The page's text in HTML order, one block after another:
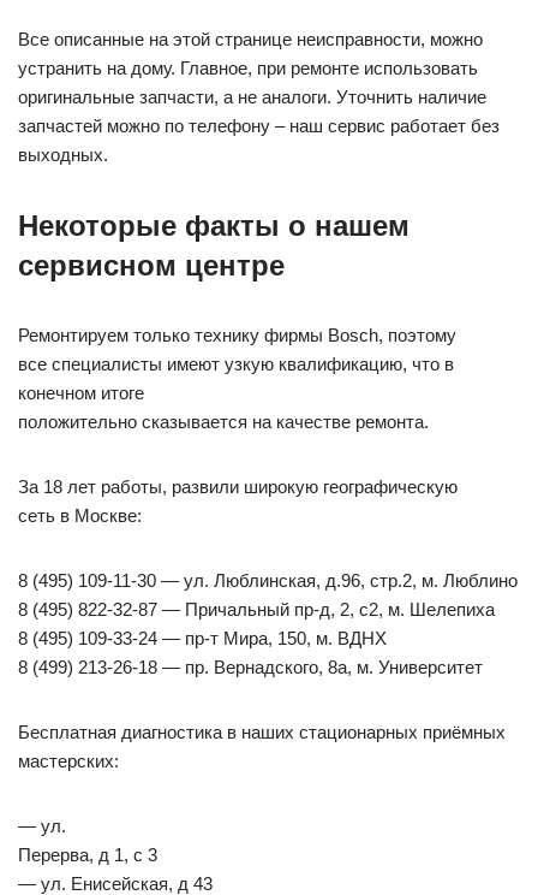
Все описанные на этой странице неисправности, можно
устранить на дому. Главное, при ремонте использовать
оригинальные запчасти, а не аналоги. Уточнить наличие
запчастей можно по телефону – наш сервис работает без
выходных.
Некоторые факты о нашем
сервисном центре
Ремонтируем только технику фирмы Bosch, поэтому
все специалисты имеют узкую квалификацию, что в
конечном итоге
положительно сказывается на качестве ремонта.
За 18 лет работы, развили широкую географическую
сеть в Москве:
8 (495) 109-11-30 — ул. Люблинская, д.96, стр.2, м. Люблино
8 (495) 822-32-87 — Причальный пр-д, 2, с2, м. Шелепиха
8 (495) 109-33-24 — пр-т Мира, 150, м. ВДНХ
8 (499) 213-26-18 — пр. Вернадского, 8а, м. Университет
Бесплатная диагностика в наших стационарных приёмных
мастерских:
— ул.
Перерва, д 1, с 3
— ул. Енисейская, д 43